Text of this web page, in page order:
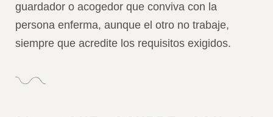
guardador o acogedor que conviva con la
persona enferma, aunque el otro no trabaje,
siempre que acredite los requisitos exigidos.